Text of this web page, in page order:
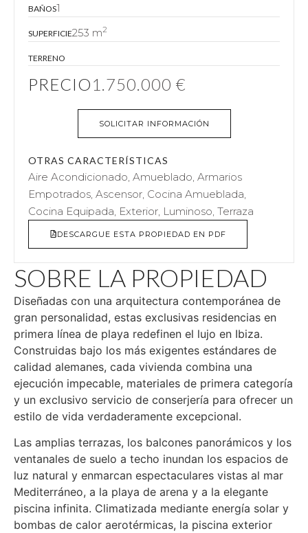
BAÑOS1
SUPERFICIE253 m2
TERRENO
PRECIO1.750.000 €
SOLICITAR INFORMACIÓN
OTRAS CARACTERÍSTICAS
Aire Acondicionado, Amueblado, Armarios
Empotrados, Ascensor, Cocina Amueblada,
Cocina Equipada, Exterior, Luminoso, Terraza
DESCARGUE ESTA PROPIEDAD EN PDF
SOBRE LA PROPIEDAD
Diseñadas con una arquitectura contemporánea de
gran personalidad, estas exclusivas residencias en
primera línea de playa redefinen el lujo en Ibiza.
Construidas bajo los más exigentes estándares de
calidad alemanes, cada vivienda combina una
ejecución impecable, materiales de primera categoría
y un exclusivo servicio de conserjería para ofrecer un
estilo de vida verdaderamente excepcional.
Las amplias terrazas, los balcones panorámicos y los
ventanales de suelo a techo inundan los espacios de
luz natural y enmarcan espectaculares vistas al mar
Mediterráneo, a la playa de arena y a la elegante
piscina infinita. Climatizada mediante energía solar y
bombas de calor aerotérmicas, la piscina exterior